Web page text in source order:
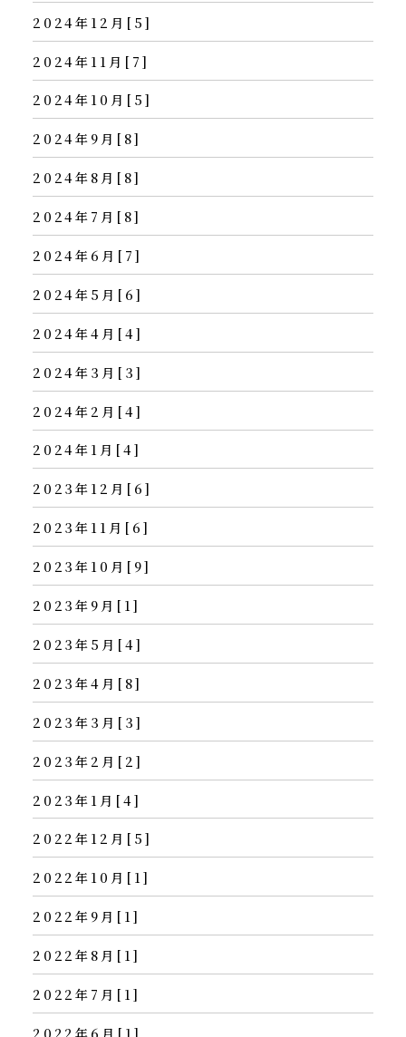
2024年12月[5]
2024年11月[7]
2024年10月[5]
2024年9月[8]
2024年8月[8]
2024年7月[8]
2024年6月[7]
2024年5月[6]
2024年4月[4]
2024年3月[3]
2024年2月[4]
2024年1月[4]
2023年12月[6]
2023年11月[6]
2023年10月[9]
2023年9月[1]
2023年5月[4]
2023年4月[8]
2023年3月[3]
2023年2月[2]
2023年1月[4]
2022年12月[5]
2022年10月[1]
2022年9月[1]
2022年8月[1]
2022年7月[1]
2022年6月[1]